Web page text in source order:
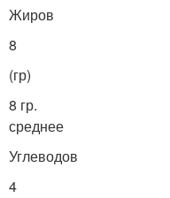
Жиров
8
(гр)
8 гр.
среднее
Углеводов
4